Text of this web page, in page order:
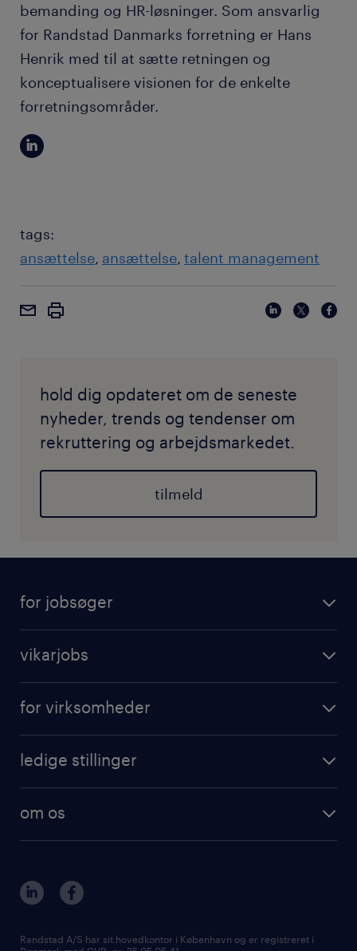
bemanding og HR-løsninger. Som ansvarlig
for Randstad Danmarks forretning er Hans
Henrik med til at sætte retningen og
konceptualisere visionen for de enkelte
forretningsområder.
tags:
ansættelse ansættelse talent management
hold dig opdateret om de seneste
nyheder, trends og tendenser om
rekruttering og arbejdsmarkedet.
tilmeld
for jobsøger
vikarjobs
for virksomheder
ledige stillinger
om os
Randstad A/S har sit hovedkontor i København og er registreret i